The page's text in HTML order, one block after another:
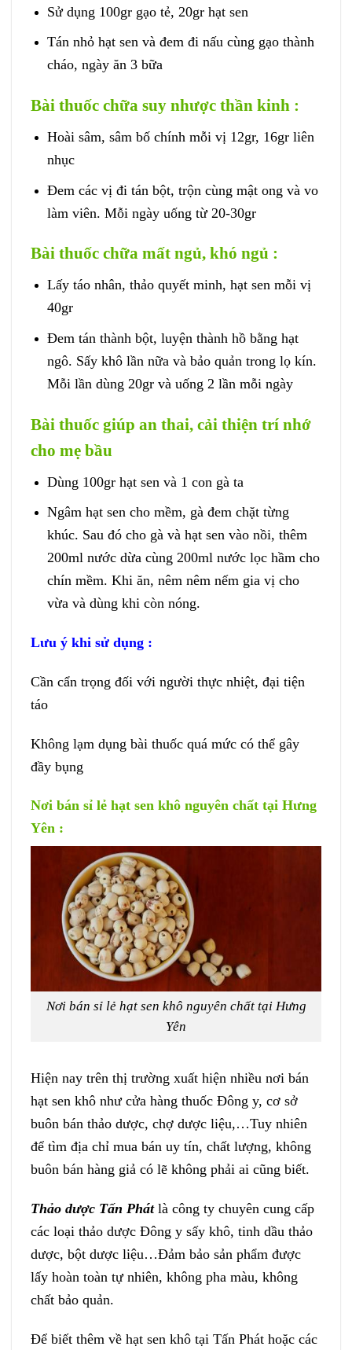
Sử dụng 100gr gạo tẻ, 20gr hạt sen
Tán nhỏ hạt sen và đem đi nấu cùng gạo thành
cháo, ngày ăn 3 bữa
Bài thuốc chữa suy nhược thần kinh :
Hoài sâm, sâm bố chính mỗi vị 12gr, 16gr liên
nhục
Đem các vị đi tán bột, trộn cùng mật ong và vo
làm viên. Mỗi ngày uống từ 20-30gr
Bài thuốc chữa mất ngủ, khó ngủ :
Lấy táo nhân, thảo quyết minh, hạt sen mỗi vị
40gr
Đem tán thành bột, luyện thành hồ bằng hạt
ngô. Sấy khô lần nữa và bảo quản trong lọ kín.
Mỗi lần dùng 20gr và uống 2 lần mỗi ngày
Bài thuốc giúp an thai, cải thiện trí nhớ
cho mẹ bầu
Dùng 100gr hạt sen và 1 con gà ta
Ngâm hạt sen cho mềm, gà đem chặt từng
khúc. Sau đó cho gà và hạt sen vào nồi, thêm
200ml nước dừa cùng 200ml nước lọc hầm cho
chín mềm. Khi ăn, nêm nêm nếm gia vị cho
vừa và dùng khi còn nóng.
Lưu ý khi sử dụng :
Cần cẩn trọng đối với người thực nhiệt, đại tiện
táo
Không lạm dụng bài thuốc quá mức có thể gây
đầy bụng
Nơi bán sỉ lẻ hạt sen khô nguyên chất tại Hưng
Yên :
Nơi bán sỉ lẻ hạt sen khô nguyên chất tại Hưng
Yên
Hiện nay trên thị trường xuất hiện nhiều nơi bán
hạt sen khô như cửa hàng thuốc Đông y, cơ sở
buôn bán thảo dược, chợ dược liệu,…Tuy nhiên
để tìm địa chỉ mua bán uy tín, chất lượng, không
buôn bán hàng giả có lẽ không phải ai cũng biết.
Thảo dược Tấn Phátlà công ty chuyên cung cấp
các loại thảo dược Đông y sấy khô, tinh dầu thảo
dược, bột dược liệu…Đảm bảo sản phẩm được
lấy hoàn toàn tự nhiên, không pha màu, không
chất bảo quản.
Để biết thêm về hạt sen khô tại Tấn Phát hoặc các